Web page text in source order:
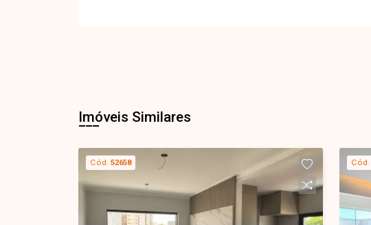
Imóveis Similares
Cód. 52658 Cód.